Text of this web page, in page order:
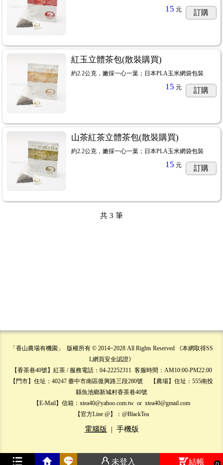
未登入 結帳
15 元 訂購
紅玉立體茶包(散裝購買)
約2.2公克，嫩採一心一葉；日本PLA玉米網袋包裝
15 元 訂購
山茶紅茶立體茶包(散裝購買)
約2.2公克，嫩採一心一葉；日本PLA玉米網袋包裝
15 元 訂購
共 3 筆
「香山農場有機園」 版權所有 © 2014~2028 All Rights Reserved 《本網取得SS
L網頁安全認證》
【香茶巷40號】紅茶 / 服務電話：04-22252311 客服時間：AM10:00-PM22:00
【門市】住址：40247 臺中市南區復興路三段280號 【農場】住址：555南投
縣魚池鄉新城村香茶巷40號
【E-Mail】信箱：xtea40@yahoo.com.tw or xtea40@gmail.com
【官方Line @】：@BlackTea
電腦版 | 手機版